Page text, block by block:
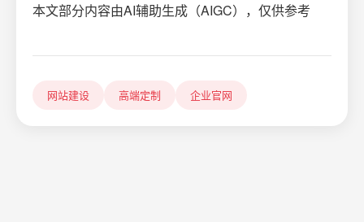
本文部分内容由AI辅助生成（AIGC），仅供参考
网站建设 高端定制 企业官网